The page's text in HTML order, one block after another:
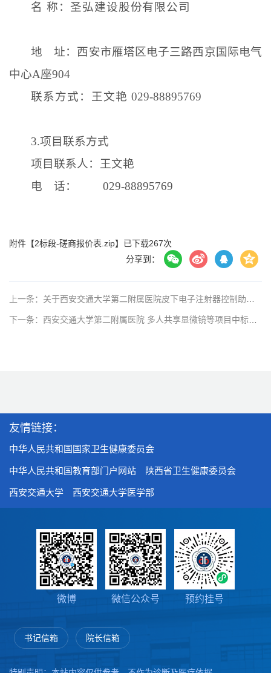
名 称：圣弘建设股份有限公司
地 址：西安市雁塔区电子三路西京国际电气
中心A座904
联系方式：王文艳 029-88895769
3.项目联系方式
项目联系人：王文艳
电 话：
029-88895769
附件【2标段-磋商报价表.zip】已下载267次
分享到：
友情链接：
中华人民共和国国家卫生健康委员会
中华人民共和国教育部门户网站 陕西省卫生健康委员会
西安交通大学 西安交通大学医学部
微博 微信公众号 预约挂号
书记信箱 院长信箱